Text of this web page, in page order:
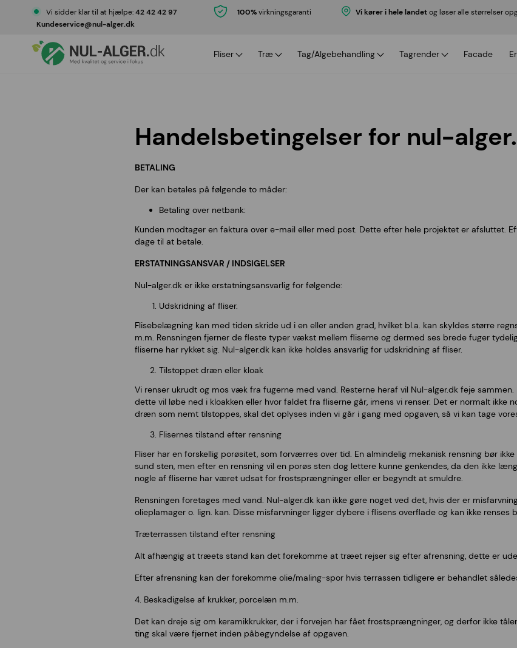
Vi sidder klar til at hjælpe:42 42 42 97 100%virkningsgaranti Vi kører i hele landetog løser alle størrelser
Kundeservice@nul-alger.dk
Fliser
Nul-alger serviceaftale
Træ Tag/Algebehandling Tagrender Facade
Handelsbetingelser for nul-
BETALING
Der kan betales på følgende to måder:
Betaling over netbank:
Kunden modtager en faktura over e-mail eller med post. Dette efter hele projektet er afsluttet.
dage til at betale.
ERSTATNINGSANSVAR / INDSIGELSER
Nul-alger.dk er ikke erstatningsansvarlig for følgende:
Udskridning af fliser.
Flisebelægning kan med tiden skride ud i en eller anden grad, hvilket bl.a. kan skyldes større
m.m. Rensningen fjerner de fleste typer vækst mellem fliserne og dermed ses brede fuger
fliserne har rykket sig. Nul-alger.dk kan ikke holdes ansvarlig for udskridning af fliser.
Tilstoppet dræn eller kloak
Vi renser ukrudt og mos væk fra fugerne med vand. Resterne heraf vil Nul-alger.dk feje
dette vil løbe ned i kloakken eller hvor faldet fra fliserne går, imens vi renser. Det er normalt ikke
dræn som nemt tilstoppes, skal det oplyses inden vi går i gang med opgaven, så vi kan tage
Flisernes tilstand efter rensning
Fliser har en forskellig porøsitet, som forværres over tid. En almindelig mekanisk rensning bør
sund sten, men efter en rensning vil en porøs sten dog lettere kunne genkendes, da den ikke
nogle af fliserne har været udsat for frostsprængninger eller er begyndt at smuldre.
Rensningen foretages med vand. Nul-alger.dk kan ikke gøre noget ved det, hvis der er
olieplamager o. lign. kan. Disse misfarvninger ligger dybere i flisens overflade og kan ikke renses
Træterrassen tilstand efter rensning
Alt afhængig at træets stand kan det forekomme at træet rejser sig efter afrensning, dette er
Efter afrensning kan der forekomme olie/maling-spor hvis terrassen tidligere er behandlet
4. Beskadigelse af krukker, porcelæn m.m.
Det kan dreje sig om keramikkrukker, der i forvejen har fået frostsprængninger, og derfor ikke
ting skal være fjernet inden påbegyndelse af opgaven.